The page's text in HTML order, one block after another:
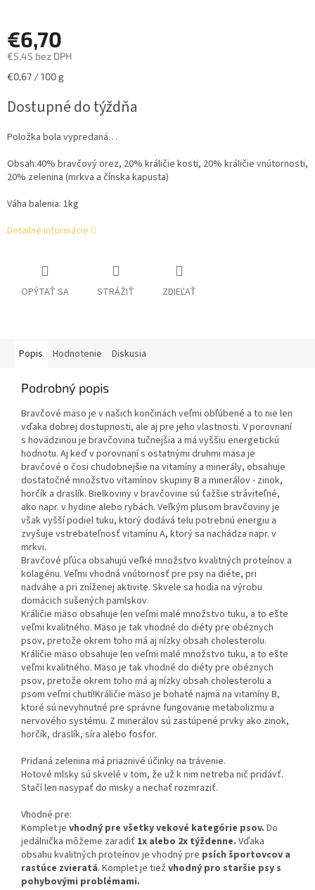
€6,70
€5,45 bez DPH
Jednotková
€0,67 / 100 g
Dostupné do týždňa
Položka bola vypredaná…
Obsah:40% bravčový orez, 20% králičie kosti, 20% králičie vnútornosti,
20% zelenina (mrkva a čínska kapusta)
Váha balenia: 1kg
Detailné informácie
OPÝTAŤ SA STRÁŽIŤ ZDIEĽAŤ
Popis Hodnotenie Diskusia
Podrobný popis
Bravčové mäso je v našich končinách veľmi obľúbené a to nie len
vďaka dobrej dostupnosti, ale aj pre jeho vlastnosti. V porovnaní
s hovädzinou je bravčovina tučnejšia a má vyššiu energetickú
hodnotu. Aj keď v porovnaní s ostatnými druhmi mäsa je
bravčové o čosi chudobnejšie na vitamíny a minerály, obsahuje
dostatočné množstvo vitamínov skupiny B a minerálov - zinok,
horčík a draslík. Bielkoviny v bravčovine sú ťažšie stráviteľné,
ako napr. v hydine alebo rybách. Veľkým plusom bravčoviny je
však vyšší podiel tuku, ktorý dodává telu potrebnú energiu a
zvyšuje vstrebateľnosť vitamínu A, ktorý sa nachádza napr. v
mrkvi.
Bravčové pľúca obsahujú veľké množstvo kvalitných proteínov a
kolagénu. Veľmi vhodná vnútornosť pre psy na diéte, pri
nadváhe a pri zníženej aktivite. Skvele sa hodia na výrobu
domácich sušených pamlskov.
Králičie mäso obsahuje len veľmi malé množstvo tuku, a to ešte
veľmi kvalitného. Mäso je tak vhodné do diéty pre obéznych
psov, pretože okrem toho má aj nízky obsah cholesterolu.
Králičie mäso obsahuje len veľmi malé množstvo tuku, a to ešte
veľmi kvalitného. Mäso je tak vhodné do diéty pre obéznych
psov, pretože okrem toho má aj nízky obsah cholesterolu a
psom veľmi chutí!Králičie mäso je bohaté najmä na vitamíny B,
ktoré sú nevyhnutné pre správne fungovanie metabolizmu a
nervového systému. Z minerálov sú zastúpené prvky ako zinok,
horčík, draslík, síra alebo fosfor.
Pridaná zelenina má priaznivé účinky na trávenie.
Hotové mlsky sú skvelé v tom, že už k nim netreba nič pridávť.
Stačí len nasypať do misky a nechať rozmraziť.
Vhodné pre:
Komplet je vhodný pre všetky vekové kategórie psov. Do
jedálnička môžeme zaradiť 1x alebo 2x týždenne. Vďaka
obsahu kvalitných proteínov je vhodný pre psích športovcov a
rastúce zvieratá. Komplet je tiež vhodný pro staršie psy s
pohybovými problémami.